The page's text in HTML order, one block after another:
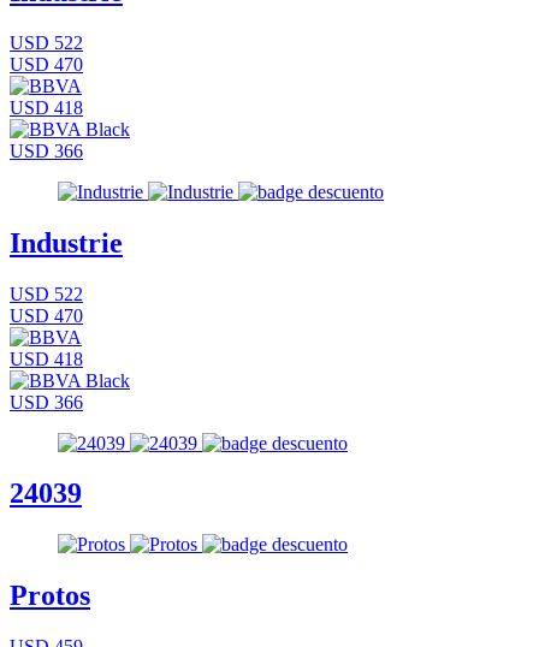
USD 522
USD 470
USD 418
USD 366
Industrie
USD 522
USD 470
USD 418
USD 366
24039
Protos